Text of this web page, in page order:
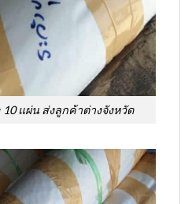
แผ่น ส่งลูกค้าต่างจังหวัด